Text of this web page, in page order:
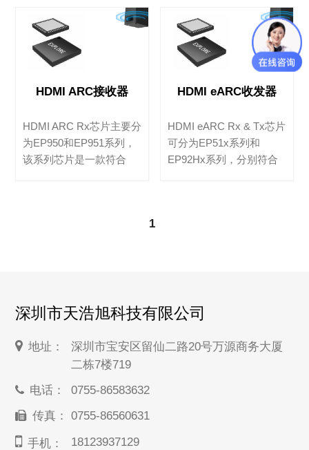
HDMI ARC接收器
HDMI ARC Rx芯片主要分
为EP950和EP951系列，
该系列芯片是一款符合
HDMI eARC收发器
HDMI eARC Rx & Tx芯片
可分为EP51x系列和
EP92Hx系列，分别符合
1
深圳市天浩旭科技有限公司
地址：
深圳市宝安区留仙二路20号万源商务大厦
二栋7楼719
电话： 0755-86583632
传真： 0755-86560631
手机： 18123937129